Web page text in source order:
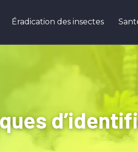
Éradication des insectes